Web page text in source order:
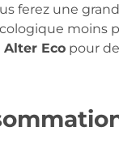
ferez une
moins
Alter Ecopour